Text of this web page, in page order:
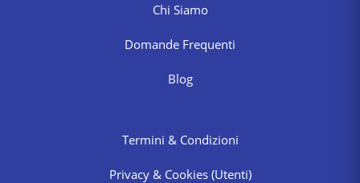
Chi Siamo
Domande Frequenti
Blog
Termini & Condizioni
Privacy & Cookies (Utenti)